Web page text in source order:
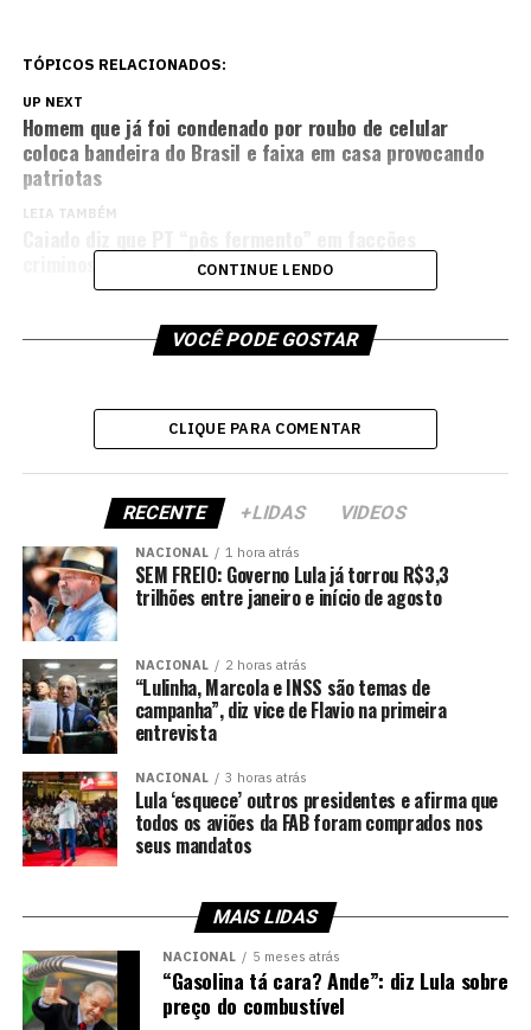
TÓPICOS RELACIONADOS:
UP NEXT
Homem que já foi condenado por roubo de celular
coloca bandeira do Brasil e faixa em casa provocando
patriotas
LEIA TAMBÉM
criminosas
CONTINUE LENDO
VOCÊ PODE GOSTAR
CLIQUE PARA COMENTAR
RECENTE +LIDAS VIDEOS
NACIONAL 1 hora atrás
SEM FREIO: Governo Lula já torrou R$3,3
trilhões entre janeiro e início de agosto
NACIONAL 2 horas atrás
“Lulinha, Marcola e INSS são temas de
campanha”, diz vice de Flavio na primeira
entrevista
NACIONAL 3 horas atrás
Lula ‘esquece’ outros presidentes e afirma que
todos os aviões da FAB foram comprados nos
seus mandatos
MAIS LIDAS
NACIONAL 5 meses atrás
“Gasolina tá cara? Ande”: diz Lula sobre
preço do combustível